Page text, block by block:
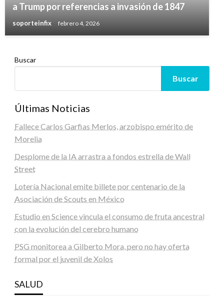
a Trump por referencias a invasión de 1847
soporteinfix febrero 4, 2026
Buscar
Buscar
Últimas Noticias
Fallece Carlos Garfias Merlos, arzobispo emérito de
Morelia
Desplome de la IA arrastra a fondos estrella de Wall
Street
Lotería Nacional emite billete por centenario de la
Asociación de Scouts en México
Estudio en Science vincula el consumo de fruta ancestral
con la evolución del cerebro humano
PSG monitorea a Gilberto Mora, pero no hay oferta
formal por el juvenil de Xolos
SALUD